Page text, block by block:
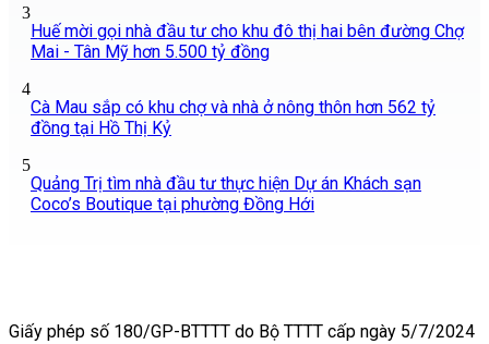
3
Huế mời gọi nhà đầu tư cho khu đô thị hai bên đường Chợ
Mai - Tân Mỹ hơn 5.500 tỷ đồng
4
Cà Mau sắp có khu chợ và nhà ở nông thôn hơn 562 tỷ
đồng tại Hồ Thị Kỷ
5
Quảng Trị tìm nhà đầu tư thực hiện Dự án Khách sạn
Coco’s Boutique tại phường Đồng Hới
Giấy phép số 180/GP-BTTTT do Bộ TTTT cấp ngày 5/7/2024